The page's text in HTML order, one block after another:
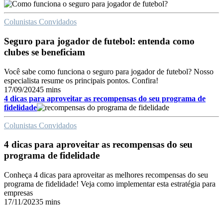
Colunistas Convidados
Seguro para jogador de futebol: entenda como
clubes se beneficiam
Você sabe como funciona o seguro para jogador de futebol? Nosso
especialista resume os principais pontos. Confira!
17/09/20245 mins
4 dicas para aproveitar as recompensas do seu programa de
fidelidade
Colunistas Convidados
4 dicas para aproveitar as recompensas do seu
programa de fidelidade
Conheça 4 dicas para aproveitar as melhores recompensas do seu
programa de fidelidade! Veja como implementar esta estratégia para
empresas
17/11/20235 mins